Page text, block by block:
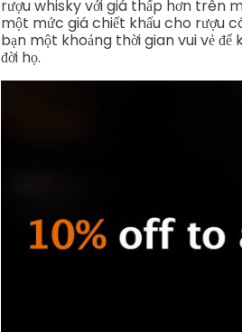
rượu whisky với giá thấp hơn trên
một mức giá chiết khấu cho rượu
bạn một khoảng thời gian vui vẻ
đời họ.